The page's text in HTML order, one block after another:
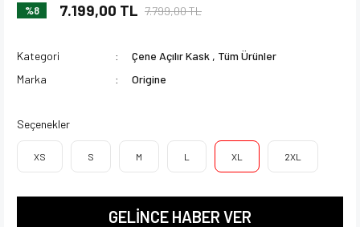
%8 7.199,00 TL 7.799,00 TL
Kategori Çene Açılır Kask , Tüm Ürünler
Marka
Origine
Seçenekler
XS S M L XL 2XL
GELİNCE HABER VER